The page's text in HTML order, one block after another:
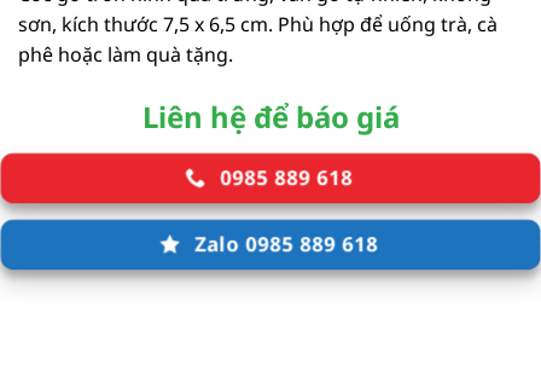
sơn, kích thước 7,5 x 6,5 cm. Phù hợp để uống trà, cà
phê hoặc làm quà tặng.
Liên hệ để báo giá
0985 889 618
Zalo 0985 889 618